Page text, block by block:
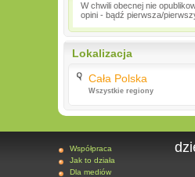
W chwili obecnej nie
opini - bądź pierwsza/
Lokalizacja
Cała Polska
Wszystkie regiony
Współpraca
Jak to działa
Dla mediów